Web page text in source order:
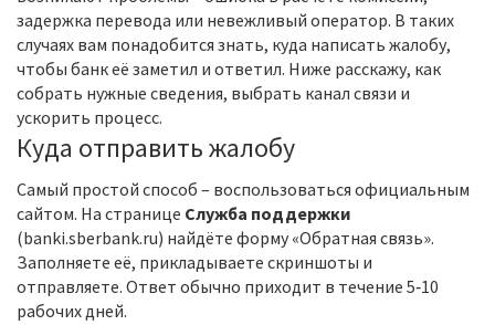
задержка перевода или невежливый оператор. В таких
случаях вам понадобится знать, куда написать жалобу,
чтобы банк её заметил и ответил. Ниже расскажу, как
собрать нужные сведения, выбрать канал связи и
ускорить процесс.
Куда отправить жалобу
Самый простой способ – воспользоваться официальным
сайтом. На странице Служба поддержки
(banki.sberbank.ru) найдёте форму «Обратная связь».
Заполняете её, прикладываете скриншоты и
отправляете. Ответ обычно приходит в течение 5‑10
рабочих дней.